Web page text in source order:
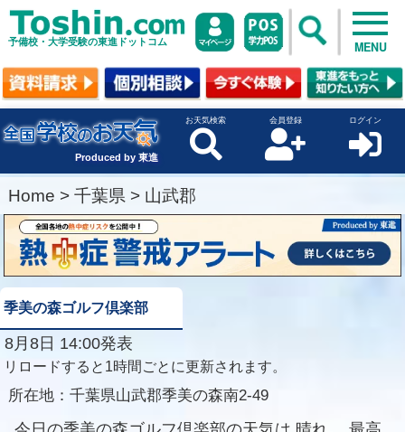
予備校・大学受験の東進ドットコム MENU
Produced by 東進
お天気検索 会員登録 ログイン
Home > 千葉県 > 山武郡
季美の森ゴルフ倶楽部
8月8日 14:00発表
リロードすると1時間ごとに更新されます。
所在地： 千葉県山武郡季美の森南2-49